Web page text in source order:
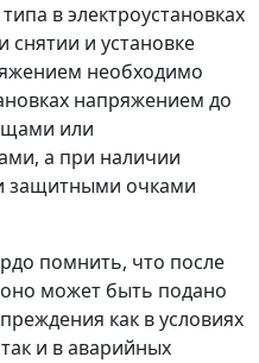
в электроустановках
и установке
необходимо
напряжением до
или
а при наличии
защитными очками
помнить, что после
может быть подано
как в условиях
и в аварийных